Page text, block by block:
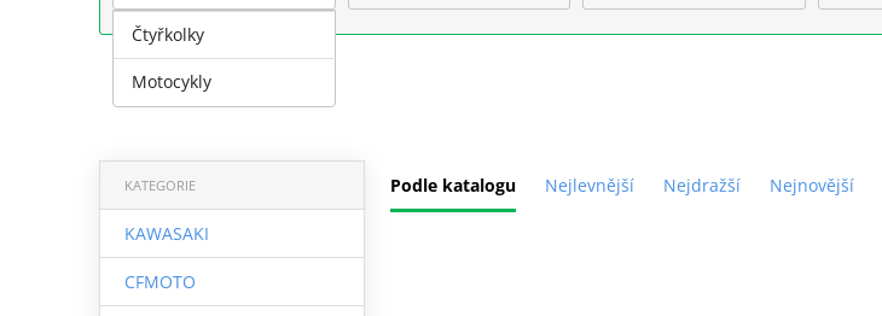
Podle katalogu Nejlevnější Nejdražší Nejnovější
KATEGORIE
KAWASAKI
CFMOTO
Čtyřkolky
Motocykly